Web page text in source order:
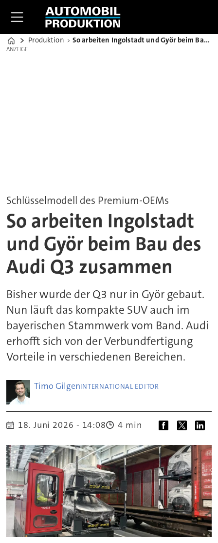
Home
Produktion So arbeiten Ingolstadt und Györ beim Bau des Audi Q3 zusammen
ANZEIGE
ANZEIGE
Schlüsselmodell des Premium-OEMs
So arbeiten Ingolstadt
und Györ beim Bau des
Audi Q3 zusammen
Bisher wurde der Q3 nur in Györ gebaut.
Nun läuft das kompakte SUV auch im
bayerischen Stammwerk vom Band. Audi
erhofft sich von der Verbundfertigung
Vorteile in verschiedenen Bereichen.
Timo GilgenINTERNATIONAL EDITOR
18. Juni 2026 - 14:08 4 min